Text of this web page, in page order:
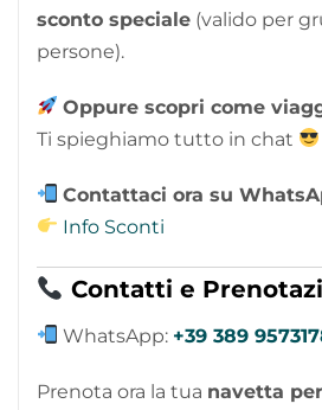
sconto speciale (valido per
persone).
Oppure scopri come
Ti spieghiamo tutto in chat
Contattaci ora su
Info Sconti
Contatti e
WhatsApp: +39 389
Prenota ora la tua navetta